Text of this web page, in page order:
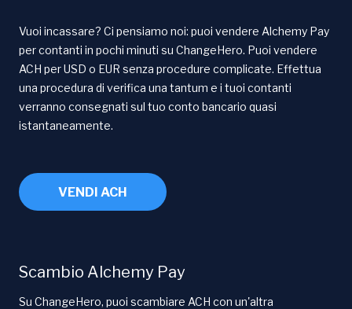
Vuoi incassare? Ci pensiamo noi: puoi vendere Alchemy Pay
per contanti in pochi minuti su ChangeHero. Puoi vendere
ACH per USD o EUR senza procedure complicate. Effettua
una procedura di verifica una tantum e i tuoi contanti
verranno consegnati sul tuo conto bancario quasi
istantaneamente.
VENDI ACH
Scambio Alchemy Pay
Su ChangeHero, puoi scambiare ACH con un'altra